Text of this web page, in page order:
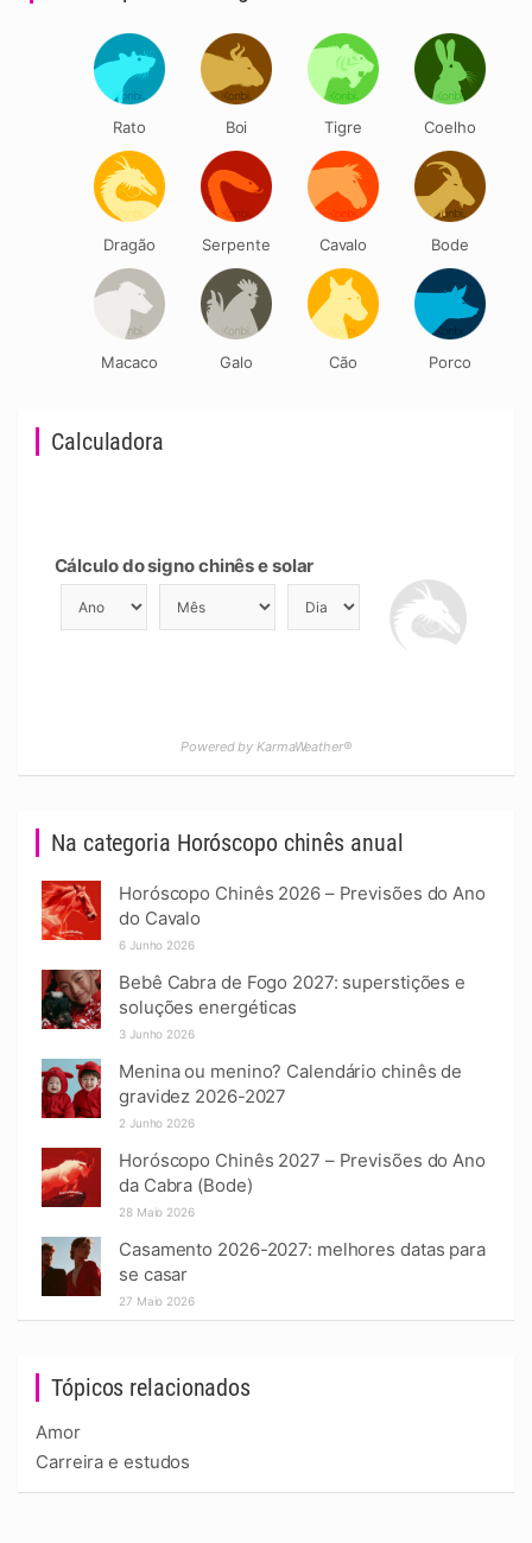
Tópicos relacionados
Amor
Carreira e estudos
Na categoria Horóscopo chinês anual
Horóscopo Chinês 2026 – Previsões do Ano
do Cavalo
6 Junho 2026
Bebê Cabra de Fogo 2027: superstições e
soluções energéticas
3 Junho 2026
Menina ou menino? Calendário chinês de
gravidez 2026-2027
2 Junho 2026
Horóscopo Chinês 2027 – Previsões do Ano
da Cabra (Bode)
28 Maio 2026
Casamento 2026-2027: melhores datas para
se casar
27 Maio 2026
Calculadora
Cálculo do signo chinês e solar
Powered by KarmaWeather®
Rato Boi Tigre Coelho
Dragão Serpente Cavalo Bode
Macaco Galo Cão Porco